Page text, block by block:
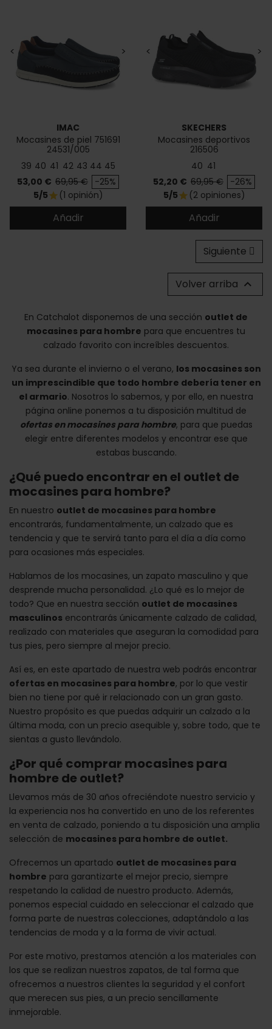
< >
IMAC
Mocasines de piel 751691
24531/005
39 40 41 42 43 44 45
Precio
53,00 € Precio base
69,95 € -25%
5/5star (1 opinión)
Añadir
< >
SKECHERS
Mocasines deportivos
216506
40 41
Precio
52,20 € Precio base
69,95 € -26%
5/5star (2 opiniones)
Añadir
Siguiente
Volver arriba 
En Catchalot disponemos de una sección outlet de
mocasines para hombre para que encuentres tu
calzado favorito con increíbles descuentos.
Ya sea durante el invierno o el verano, los mocasines son
un imprescindible que todo hombre debería tener en
el armario. Nosotros lo sabemos, y por ello, en nuestra
página online ponemos a tu disposición multitud de
ofertas en mocasines para hombre, para que puedas
elegir entre diferentes modelos y encontrar ese que
estabas buscando.
¿Qué puedo encontrar en el outlet de
mocasines para hombre?
En nuestro outlet de mocasines para hombre
encontrarás, fundamentalmente, un calzado que es
tendencia y que te servirá tanto para el día a día como
para ocasiones más especiales.
Hablamos de los mocasines, un zapato masculino y que
desprende mucha personalidad. ¿Lo qué es lo mejor de
todo? Que en nuestra sección outlet de mocasines
masculinos encontrarás únicamente calzado de calidad,
realizado con materiales que aseguran la comodidad para
tus pies, pero siempre al mejor precio.
Así es, en este apartado de nuestra web podrás encontrar
ofertas en mocasines para hombre, por lo que vestir
bien no tiene por qué ir relacionado con un gran gasto.
Nuestro propósito es que puedas adquirir un calzado a la
última moda, con un precio asequible y, sobre todo, que te
sientas a gusto llevándolo.
¿Por qué comprar mocasines para
hombre de outlet?
Llevamos más de 30 años ofreciéndote nuestro servicio y
la experiencia nos ha convertido en uno de los referentes
en venta de calzado, poniendo a tu disposición una amplia
selección de mocasines para hombre de outlet.
Ofrecemos un apartado outlet de mocasines para
hombre para garantizarte el mejor precio, siempre
respetando la calidad de nuestro producto. Además,
ponemos especial cuidado en seleccionar el calzado que
forma parte de nuestras colecciones, adaptándolo a las
tendencias de moda y a la forma de vivir actual.
Por este motivo, prestamos atención a los materiales con
los que se realizan nuestros zapatos, de tal forma que
ofrecemos a nuestros clientes la seguridad y el confort
que merecen sus pies, a un precio sencillamente
inmejorable.